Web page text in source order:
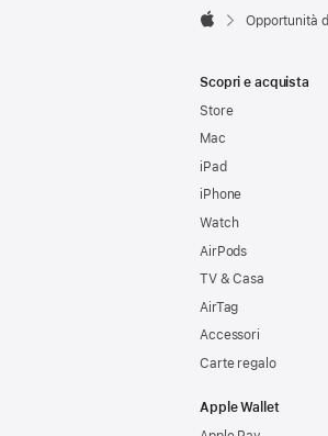

Opportunità
Scopri e acquista
Store
Mac
iPad
iPhone
Watch
AirPods
TV & Casa
AirTag
Accessori
Carte regalo
Apple Wallet